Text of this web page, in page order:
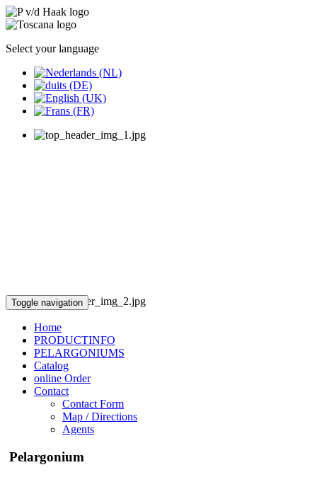
Select your language
Toggle navigation
Home
PRODUCTINFO
PELARGONIUMS
Catalog
online Order
Contact
Contact Form
Map / Directions
Agents
Pelargonium